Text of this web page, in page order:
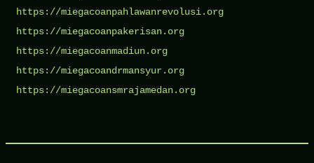
https://miegacoanpahlawanrevolusi.org
https://miegacoanpakerisan.org
https://miegacoanmadiun.org
https://miegacoandrmansyur.org
https://miegacoansmrajamedan.org